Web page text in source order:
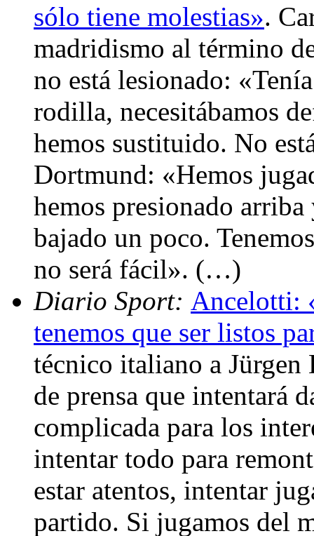
sólo tiene molestias».
madridismo al término
no está lesionado:
rodilla, necesitábamos
hemos sustituido. No
Dortmund: «Hemos
hemos presionado
bajado un poco.
no será fácil». (…)
Diario Sport: Ancelotti:
tenemos que ser listos
técnico italiano a Jürgen
de prensa que intentará
complicada para los
intentar todo para
estar atentos, intentar
partido. Si jugamos del